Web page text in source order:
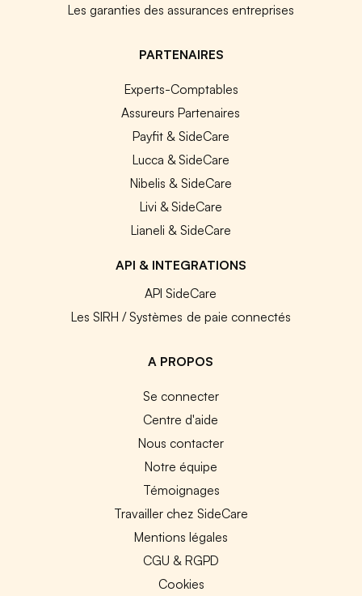
Les garanties des assurances entreprises
PARTENAIRES
Experts-Comptables
Assureurs Partenaires
Payfit & SideCare
Lucca & SideCare
Nibelis & SideCare
Livi & SideCare
Lianeli & SideCare
API & INTEGRATIONS
API SideCare
Les SIRH / Systèmes de paie connectés
A PROPOS
Se connecter
Centre d'aide
Nous contacter
Notre équipe
Témoignages
Travailler chez SideCare
Mentions légales
CGU & RGPD
Cookies